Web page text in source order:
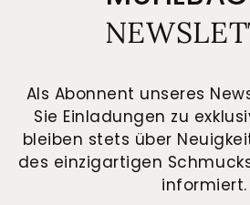
Als Abonnent unseres
Sie Einladungen zu
bleiben stets über
des einzigartigen
informiert.